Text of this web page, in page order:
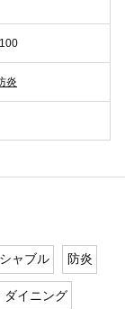
炎
ャブル 防炎
ダイニング